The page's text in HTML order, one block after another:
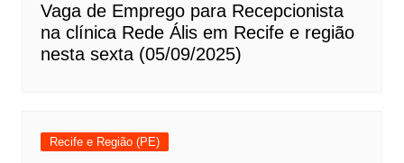
Vaga de Emprego para Recepcionista
na clínica Rede Ális em Recife e região
nesta sexta (05/09/2025)
Recife e Região (PE)